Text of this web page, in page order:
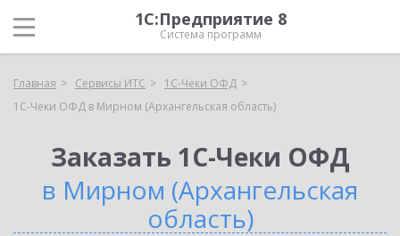
1С:Предприятие 8
Система программ
Главная Сервисы ИТС
1С-Чеки ОФД
1С-Чеки ОФД в Мирном (Архангельская область)
Заказать 1С-Чеки ОФД
в Мирном (Архангельская
область)